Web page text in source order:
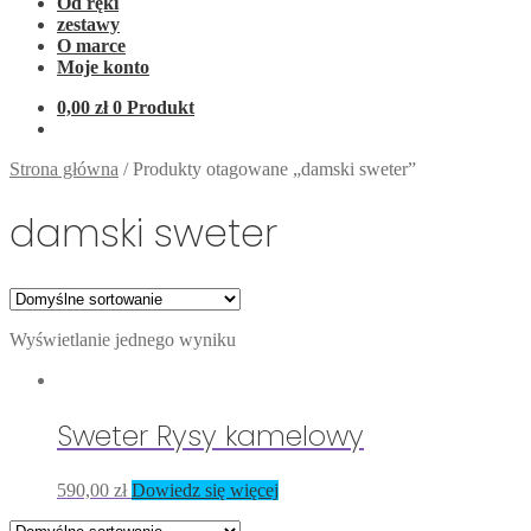
zestawy
O marce
Moje konto
0,00 zł 0 Produkt
Strona główna /Produkty otagowane „damski sweter”
damski sweter
Wyświetlanie jednego wyniku
Sweter Rysy kamelowy
590,00 zł Dowiedz się więcej